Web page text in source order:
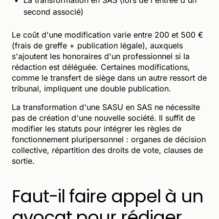
second associé)
Le coût d'une modification varie entre 200 et 500 €
(frais de greffe + publication légale), auxquels
s'ajoutent les honoraires d'un professionnel si la
rédaction est déléguée. Certaines modifications,
comme le transfert de siège dans un autre ressort de
tribunal, impliquent une double publication.
La transformation d'une SASU en SAS ne nécessite
pas de création d'une nouvelle société. Il suffit de
modifier les statuts pour intégrer les règles de
fonctionnement pluripersonnel : organes de décision
collective, répartition des droits de vote, clauses de
sortie.
Faut-il faire appel à un